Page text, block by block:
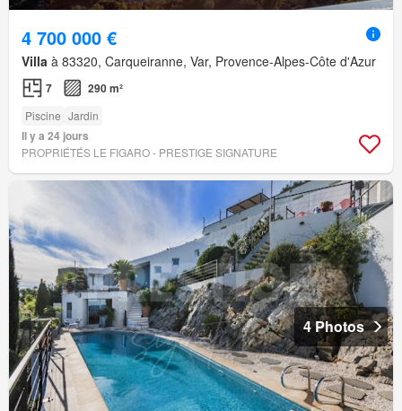
4 700 000 €
Villa à 83320, Carqueiranne, Var, Provence-Alpes-Côte d'Azur
7 290 m²
Piscine Jardin
Il y a 24 jours
PROPRIÉTÉS LE FIGARO - PRESTIGE SIGNATURE
4 Photos